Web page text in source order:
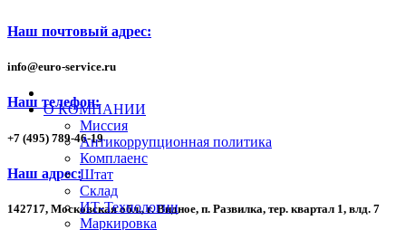
Наш почтовый адрес:
info@euro-service.ru
Наш телефон:
+7 (495) 789-46-19
Наш адрес:
142717, Московская обл., г. Видное, п. Развилка, тер. квартал 1, влд. 7
О КОМПАНИИ
Миссия
Антикоррупционная политика
Комплаенс
Штат
Склад
ИТ-Технологии
Маркировка